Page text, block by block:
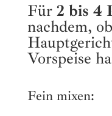
Für 2 bis 4
nachdem,
Vorspeise
Fein mixen: